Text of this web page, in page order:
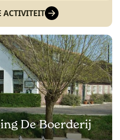
ACTIVITEIT
De Boerderij